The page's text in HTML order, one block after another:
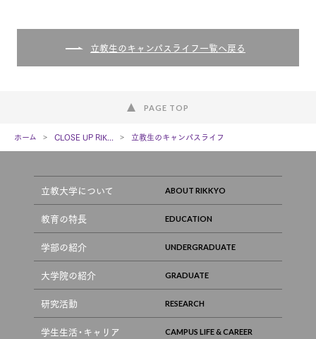
立教生のキャンパスライフ一覧へ戻る
PAGE TOP
ホーム CLOSE UP RIK... 立教生のキャンパスライフ
立教大学について
教育の特長
学部の紹介
大学院の紹介
研究活動
学生生活・キャリア